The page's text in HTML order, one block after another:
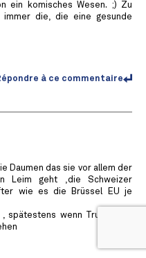
ein komisches Wesen. ;) Zu
die, die eine gesunde
à ce commentaire
Daumen das sie vor allem der
Leim geht ,die Schweizer
wie es die Brüssel EU je
spätestens wenn Trump das